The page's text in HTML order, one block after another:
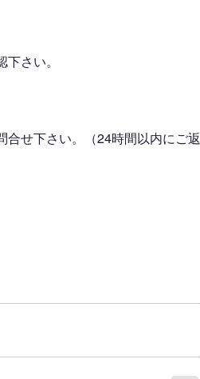
さい。
合せ下さい。（24時間以内にご返